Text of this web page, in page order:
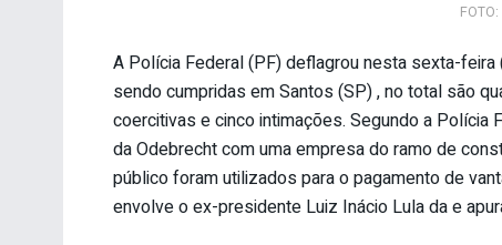
A Polícia Federal (PF) deflagrou nesta sexta-
sendo cumpridas em Santos (SP) , no total são
coercitivas e cinco intimações. Segundo a
da Odebrecht com uma empresa do ramo de
público foram utilizados para o pagamento de
envolve o ex-presidente Luiz Inácio Lula da e